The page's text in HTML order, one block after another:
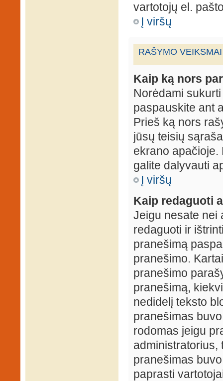
vartotojų el.
Į viršų
RAŠYMO VEIKSMAI
Kaip ką nors
Norėdami
paspauskite ant
Prieš ką nors
jūsų teisių
ekrano apačioje.
galite dalyvauti
Į viršų
Kaip redaguoti
Jeigu nesate nei
redaguoti ir
pranešimą
pranešimo.
pranešimo
pranešimą,
nedidelį teksto
pranešimas
rodomas jeigu
administratorius,
pranešimas
paprasti